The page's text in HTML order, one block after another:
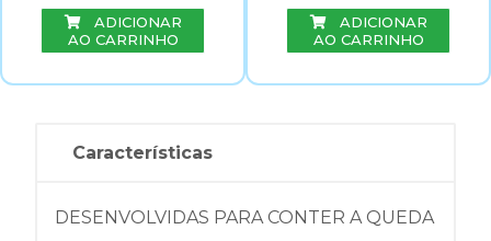
ADICIONAR
AO CARRINHO
ADICIONAR
AO CARRINHO
Características
DESENVOLVIDAS PARA CONTER A QUEDA